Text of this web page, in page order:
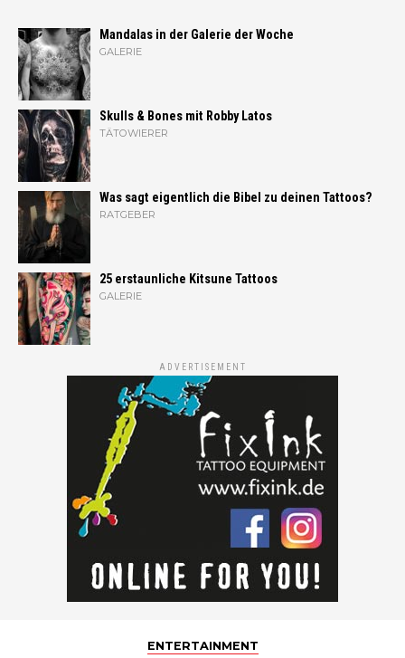
Mandalas in der Galerie der Woche
GALERIE
Skulls & Bones mit Robby Latos
TÄTOWIERER
Was sagt eigentlich die Bibel zu deinen Tattoos?
RATGEBER
25 erstaunliche Kitsune Tattoos
GALERIE
ADVERTISEMENT
ENTERTAINMENT